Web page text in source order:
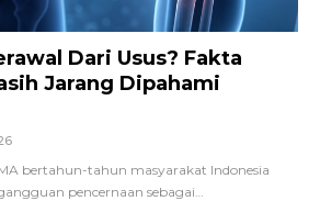
Dari Usus? Fakta
Jarang Dipahami
bertahun-tahun masyarakat Indonesia
pencernaan sebagai